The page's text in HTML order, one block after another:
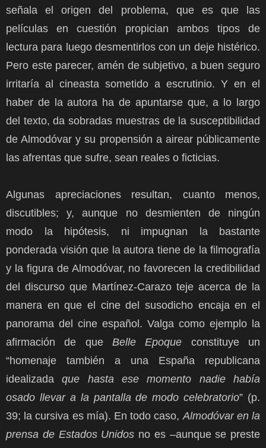
señala el origen del problema, que es que las
películas en cuestión propician ambos tipos de
lectura para luego desmentirlos con un deje histérico.
Pero este parecer, amén de subjetivo, a buen seguro
irritaría al cineasta sometido a escrutinio. Y en el
haber de la autora ha de apuntarse que, a lo largo
del texto, da sobradas muestras de la susceptibilidad
de Almodóvar y su propensión a airear públicamente
las afrentas que sufre, sean reales o ficticias.
Algunas apreciaciones resultan, cuanto menos,
discutibles; y, aunque no desmienten de ningún
modo la hipótesis, ni impugnan la bastante
ponderada visión que la autora tiene de la filmografía
y la figura de Almodóvar, no favorecen la credibilidad
del discurso que Martínez-Carazo teje acerca de la
manera en que el cine del susodicho encaja en el
panorama del cine español. Valga como ejemplo la
afirmación de que Belle Epoque constituye un
“homenaje también a una España republicana
idealizadaque hasta ese momento nadie había
osado llevar a la pantalla de modo celebratorio” (p.
39; la cursiva es mía). En todo caso,Almodóvar en la
prensa de Estados Unidos no es –aunque se preste